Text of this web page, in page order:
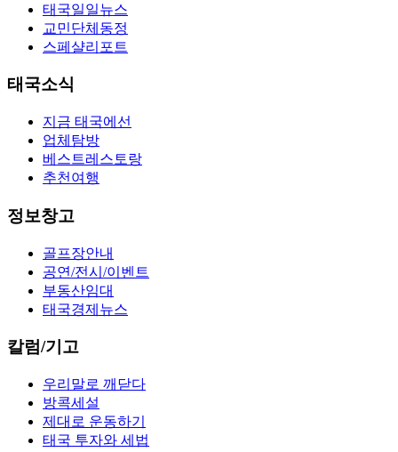
태국일일뉴스
교민단체동정
스페샬리포트
태국소식
지금 태국에선
업체탐방
베스트레스토랑
추천여행
정보창고
골프장안내
공연/전시/이벤트
부동산임대
태국경제뉴스
칼럼/기고
우리말로 깨닫다
방콕세설
제대로 운동하기
태국 투자와 세법